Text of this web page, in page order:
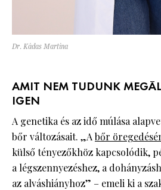
Dr. Kádas Martina
AMIT NEM TUDUNK
IGEN
A genetika és az idő múlása
bőr változásait. „A bőr
külső tényezőkhöz kapcsolódik,
a légszennyezéshez, a
az alváshiányhoz” – emeli ki a